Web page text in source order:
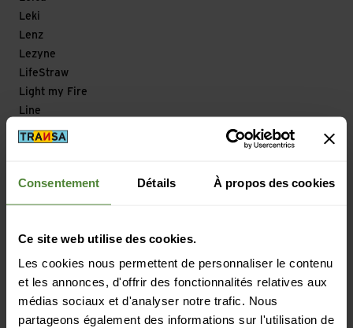
Consentement Détails À propos des cookies
Ce site web utilise des cookies.
Les cookies nous permettent de personnaliser le contenu
et les annonces, d'offrir des fonctionnalités relatives aux
médias sociaux et d'analyser notre trafic. Nous
partageons également des informations sur l'utilisation de
Leki
Lenz
Lezyne
LifeStraw
Light my Fire
Line
Lizard
Look
Looking for Wild
Lowe Alpine
Lowepro
LuCycle
Lundhags
Lyofood